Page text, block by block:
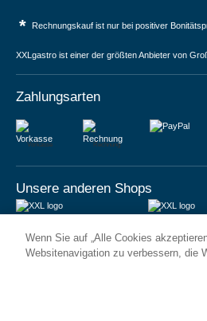
* Rechnungskauf ist nur bei positiver
XXLgastro ist einer der größten Anbieter von
Zahlungsarten
Vorkasse Rechnung
Unsere anderen Shops
6 Rue des Bateliers
92110 Clichy | France
Vrijheidweg 34
1521RR
Wenn Sie auf „Alle Cookies
Websitenavigation zu verbessern, die